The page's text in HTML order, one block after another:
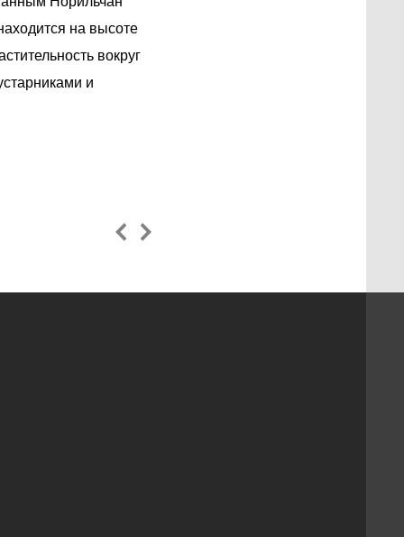
на высоте
вокруг
и